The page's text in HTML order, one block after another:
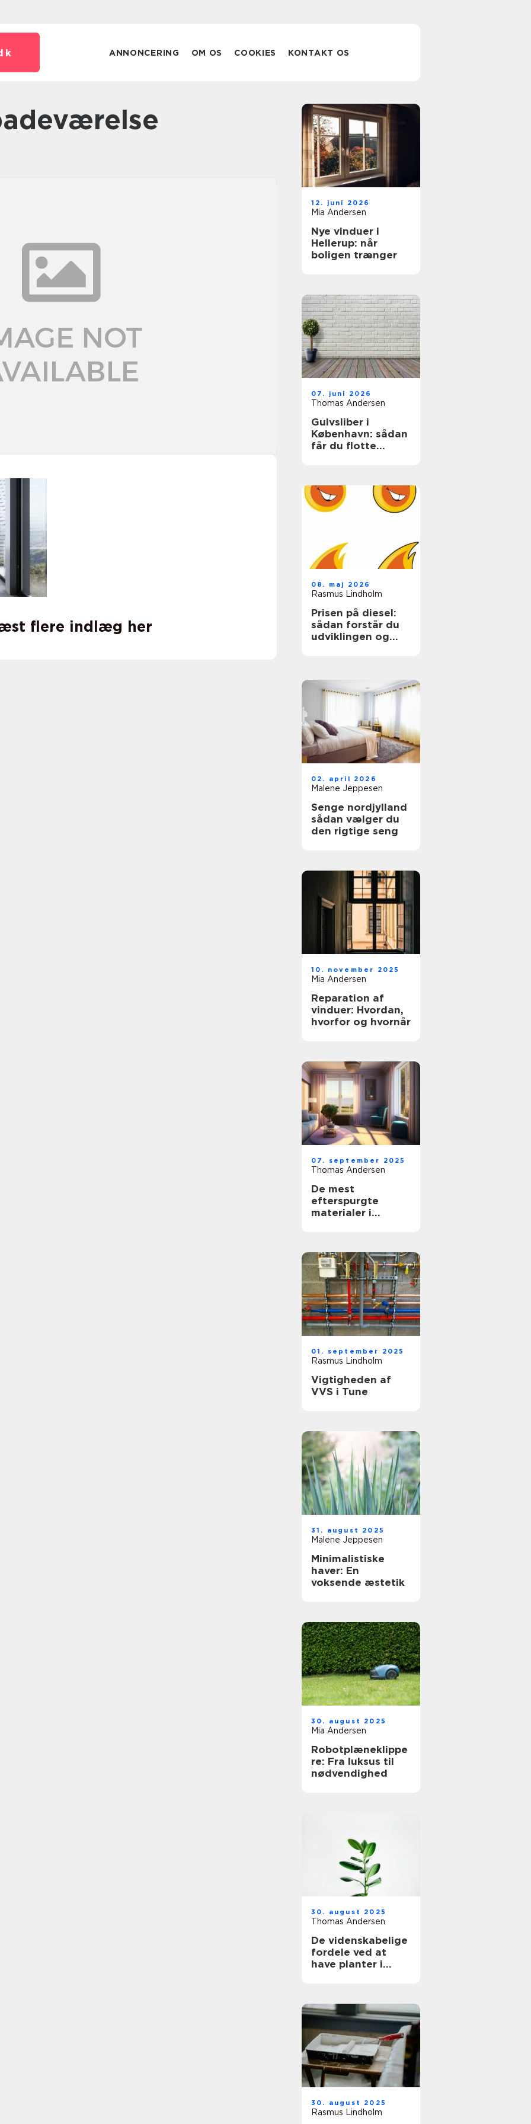
ANNONCERING OM OS COOKIES KONTAKT OS
flere indlæg her
12. juni 2026
Mia Andersen
Nye vinduer i
Hellerup: når
boligen trænger
07. juni 2026
Thomas Andersen
Gulvsliber i
København: sådan
får du flotte
08. maj 2026
Rasmus Lindholm
Prisen på diesel:
sådan forstår du
udviklingen og
02. april 2026
Malene Jeppesen
Senge nordjylland
sådan vælger du
den rigtige seng
10. november 2025
Mia Andersen
Reparation af
vinduer: Hvordan,
hvorfor og hvornår
07. september 2025
Thomas Andersen
De mest
efterspurgte
materialer i
01. september 2025
Rasmus Lindholm
Vigtigheden af
VVS i Tune
31. august 2025
Malene Jeppesen
Minimalistiske
haver: En
voksende æstetik
30. august 2025
Mia Andersen
Robotplæneklippe
re: Fra luksus til
nødvendighed
30. august 2025
Thomas Andersen
De videnskabelige
fordele ved at
have planter i
30. august 2025
Rasmus Lindholm